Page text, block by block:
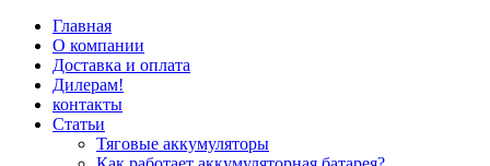
Главная
О компании
Доставка и оплата
Дилерам!
контакты
Статьи
Тяговые аккумуляторы